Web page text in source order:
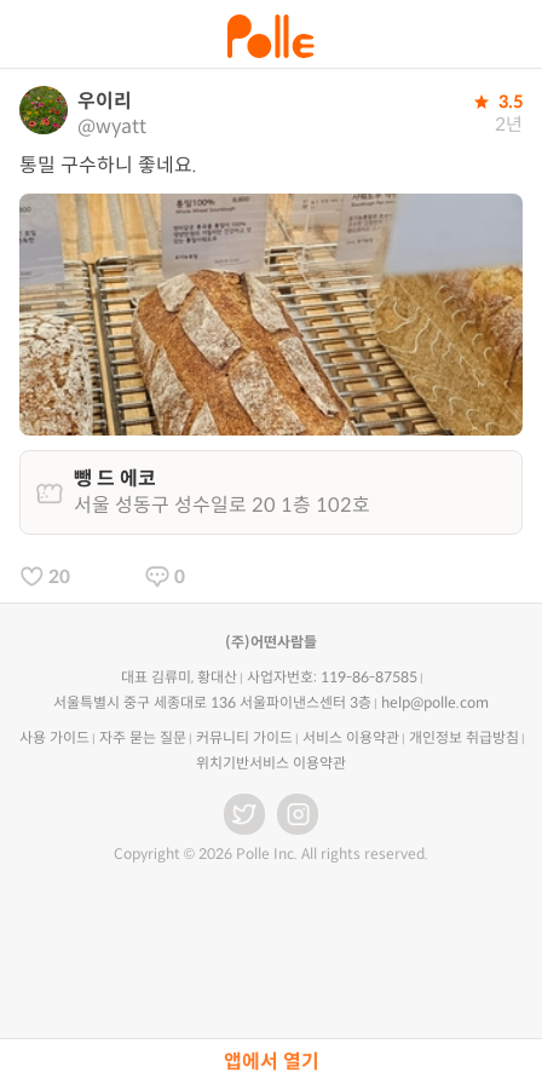
앱에서 열기
우이리
@wyatt
3.5
2년
통밀 구수하니 좋네요.
뺑 드 에코
서울 성동구 성수일로 20 1층 102호
20 0
(주)어떤사람들
대표 김류미, 황대산
사업자번호: 119-86-87585
서울특별시 중구 세종대로 136 서울파이낸스센터 3층
help@polle.com
사용 가이드 자주 묻는 질문 커뮤니티 가이드 서비스 이용약관
개인정보 취급방침
위치기반서비스 이용약관
Copyright © 2026 Polle Inc. All rights reserved.